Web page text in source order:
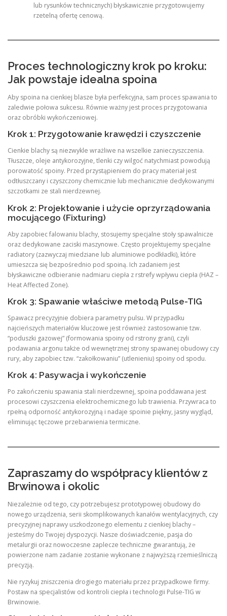
lub rysunków technicznych) błyskawicznie przygotowujemy
rzetelną ofertę cenową.
Proces technologiczny krok po kroku:
Jak powstaje idealna spoina
Aby spoina na cienkiej blasze była perfekcyjna, sam proces spawania to
zaledwie połowa sukcesu. Równie ważny jest proces przygotowania
oraz obróbki wykończeniowej.
Krok 1: Przygotowanie krawędzi i czyszczenie
Cienkie blachy są niezwykle wrażliwe na wszelkie zanieczyszczenia.
Tłuszcze, oleje antykorozyjne, tlenki czy wilgoć natychmiast powodują
porowatość spoiny. Przed przystąpieniem do pracy materiał jest
odtłuszczany i czyszczony chemicznie lub mechanicznie dedykowanymi
szczotkami ze stali nierdzewnej.
Krok 2: Projektowanie i użycie oprzyrządowania
mocującego (Fixturing)
Aby zapobiec falowaniu blachy, stosujemy specjalne stoły spawalnicze
oraz dedykowane zaciski maszynowe. Często projektujemy specjalne
radiatory (zazwyczaj miedziane lub aluminiowe podkładki), które
umieszcza się bezpośrednio pod spoiną. Ich zadaniem jest
błyskawiczne odbieranie nadmiaru ciepła z rstrefy wpływu ciepła (HAZ –
Heat Affected Zone).
Krok 3: Spawanie właściwe metodą Pulse-TIG
Spawacz precyzyjnie dobiera parametry pulsu. W przypadku
najcieńszych materiałów kluczowe jest również zastosowanie tzw.
“poduszki gazowej” (formowania spoiny od rstrony grani), czyli
podawania argonu także od wewnętrznej strony spawanej obudowy czy
rury, aby zapobiec tzw. “zakołkowaniu” (utlenieniu) spoiny od spodu.
Krok 4: Pasywacja i wykończenie
Po zakończeniu spawania stali nierdzewnej, spoina poddawana jest
procesowi czyszczenia elektrochemicznego lub trawienia. Przywraca to
rpełną odporność antykorozyjną i nadaje spoinie piękny, jasny wygląd,
eliminując tęczowe przebarwienia termiczne.
Zapraszamy do współpracy klientów z
Brwinowa i okolic
Niezależnie od tego, czy potrzebujesz prototypowej obudowy do
nowego urządzenia, serii skomplikowanych kanałów wentylacyjnych, czy
precyzyjnej naprawy uszkodzonego elementu z cienkiej blachy –
jesteśmy do Twojej dyspozycji. Nasze doświadczenie, pasja do
metalurgii oraz nowoczesne zaplecze techniczne gwarantują, że
powierzone nam zadanie zostanie wykonane z najwyższą rzemieślniczą
precyzją.
Nie ryzykuj zniszczenia drogiego materiału przez przypadkowe firmy.
Postaw na specjalistów od kontroli ciepła i technologii Pulse-TIG w
Brwinowie.